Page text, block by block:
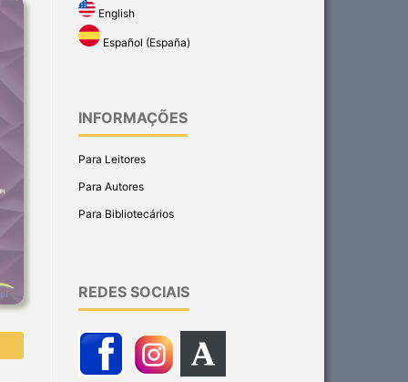
English
Español (España)
INFORMAÇÕES
Para Leitores
Para Autores
Para Bibliotecários
REDES SOCIAIS